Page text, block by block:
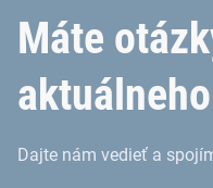
Máte
Dajte nám vedieť a